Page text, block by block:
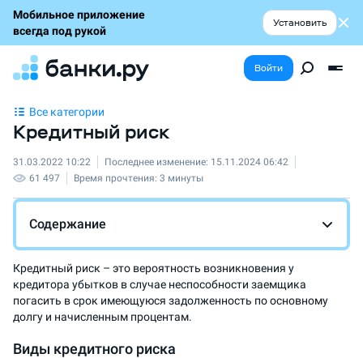
Мобильное приложение
всегда под рукой
Установить
Войти
Все категории
Кредитный риск
31.03.2022 10:22 Последнее изменение: 15.11.2024 06:42
61 497
Время прочтения: 3 минуты
Содержание
Кредитный риск – это вероятность возникновения у
кредитора убытков в случае неспособности заемщика
погасить в срок имеющуюся задолженность по основному
долгу и начисленным процентам.
Виды кредитного риска